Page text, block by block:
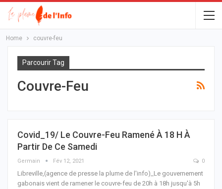
Home couvre-feu
Parcourir Tag
Couvre-Feu
Covid_19/ Le Couvre-Feu Ramené À 18 H À
Partir De Ce Samedi
Germain Fév 12, 2021 0
Libreville,(agence de presse la plume de l'info)_Le gouvernement
gabonais vient de ramener le couvre-feu de 20h à 18h jusqu'à 5h